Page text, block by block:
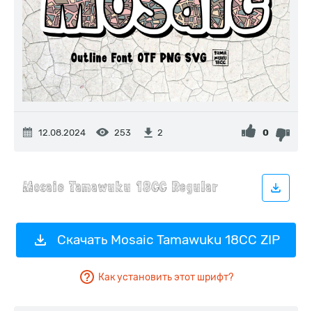
12.08.2024 253 2 0
Скачать Mosaic Tamawuku 18CC ZIP
Как установить этот шрифт?